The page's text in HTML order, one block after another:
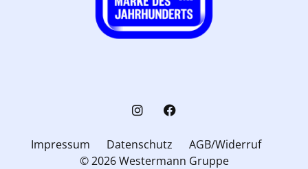
Impressum Datenschutz
AGB/Widerruf
© 2026 Westermann Gruppe